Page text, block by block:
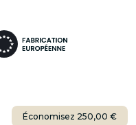
Économisez 250,00 €